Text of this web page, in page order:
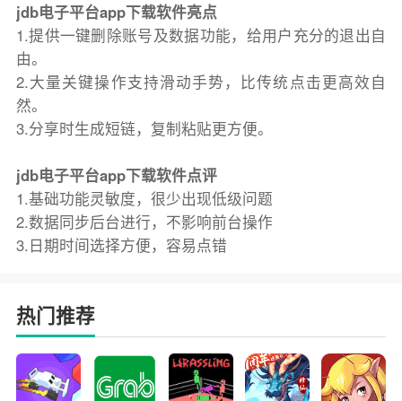
jdb电子平台app下载软件亮点
1.提供一键删除账号及数据功能，给用户充分的退出自
由。
2.大量关键操作支持滑动手势，比传统点击更高效自
然。
3.分享时生成短链，复制粘贴更方便。
jdb电子平台app下载软件点评
1.基础功能灵敏度，很少出现低级问题
2.数据同步后台进行，不影响前台操作
3.日期时间选择方便，容易点错
热门推荐